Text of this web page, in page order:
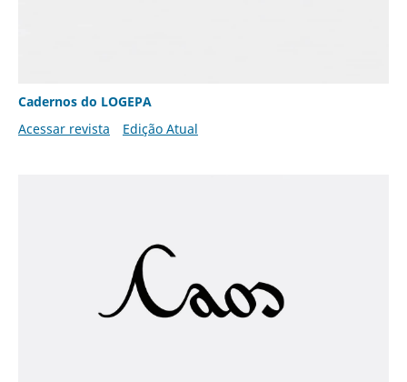
Cadernos do LOGEPA
Acessar revista
Edição Atual